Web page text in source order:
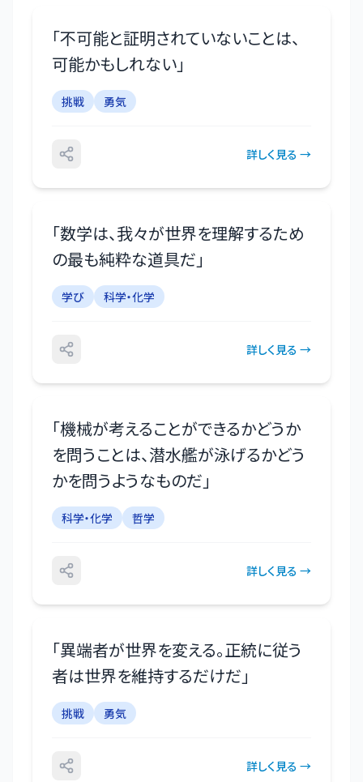
「不可能と証明されていないことは、
可能かもしれない」
挑戦 勇気
詳しく見る →
「数学は、我々が世界を理解するため
の最も純粋な道具だ 」
学び 科学・化学
詳しく見る →
「機械が考えることができるかどうか
を問うことは、潜水艦が泳げるかどう
かを問うようなものだ 」
科学・化学 哲学
詳しく見る →
「異端者が世界を変える。正統に従う
者は世界を維持するだけだ 」
挑戦 勇気
詳しく見る →